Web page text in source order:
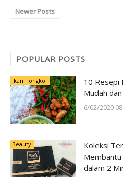
Newer Posts
POPULAR POSTS
Ikan Tongkol
10 Resepi
Mudah
6/02/2020
Beauty
Koleksi
dalam 2